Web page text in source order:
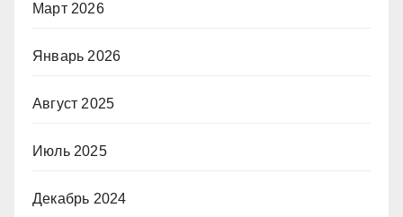
Март 2026
Январь 2026
Август 2025
Июль 2025
Декабрь 2024